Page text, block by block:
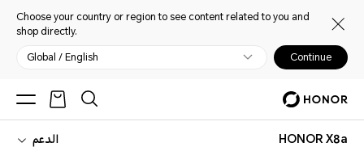
Choose your country or region to see content related to you and
shop directly.
Global / English Continue
HONOR X8a الدعم